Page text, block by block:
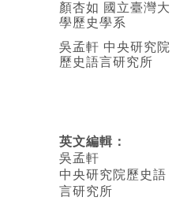
顏杏如 國立臺灣大
學歷史學系
吳孟軒 中央研究院
歷史語言研究所
英文編輯 ：
吳孟軒
中央研究院歷史語
言研究所